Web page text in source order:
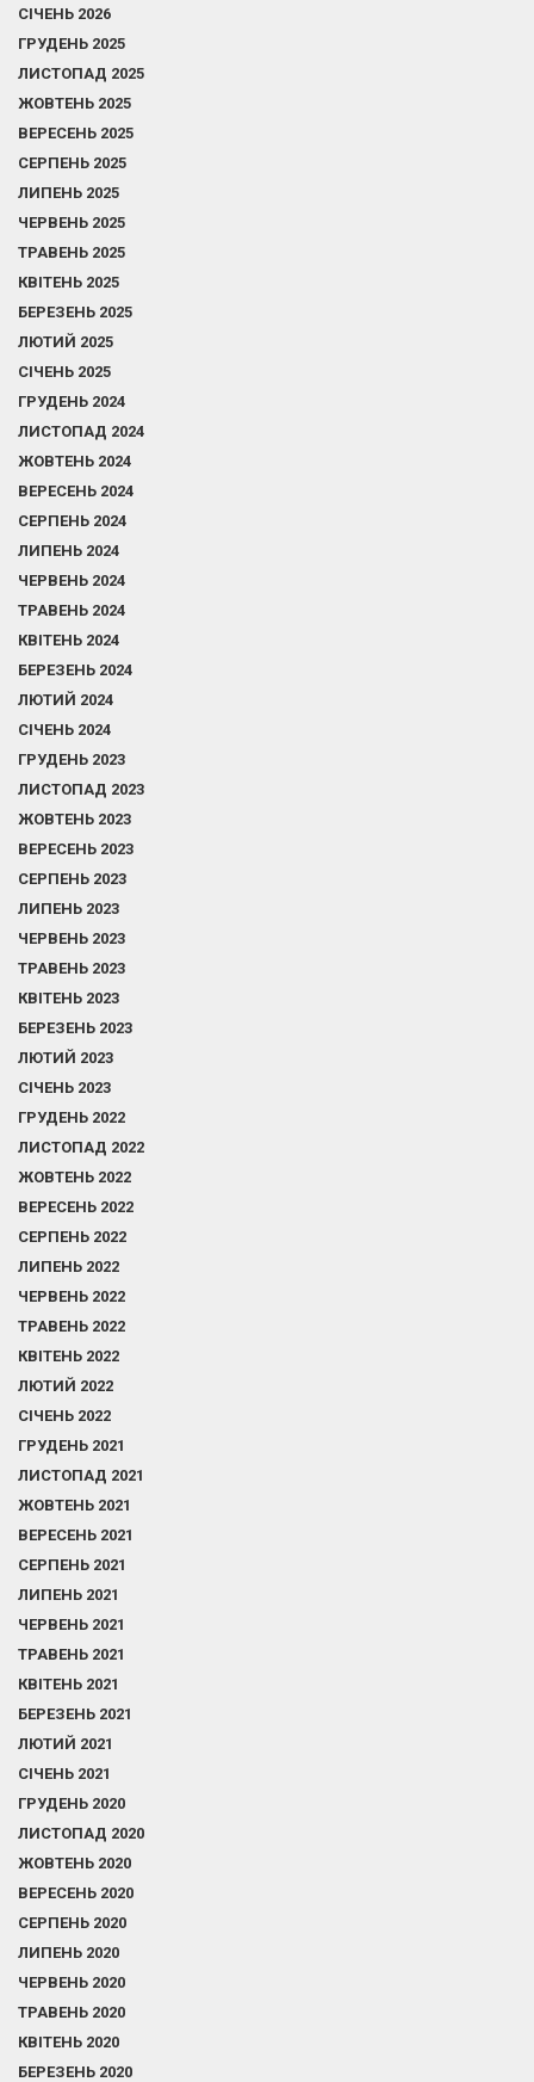
СІЧЕНЬ 2026
ГРУДЕНЬ 2025
ЛИСТОПАД 2025
ЖОВТЕНЬ 2025
ВЕРЕСЕНЬ 2025
СЕРПЕНЬ 2025
ЛИПЕНЬ 2025
ЧЕРВЕНЬ 2025
ТРАВЕНЬ 2025
КВІТЕНЬ 2025
БЕРЕЗЕНЬ 2025
ЛЮТИЙ 2025
СІЧЕНЬ 2025
ГРУДЕНЬ 2024
ЛИСТОПАД 2024
ЖОВТЕНЬ 2024
ВЕРЕСЕНЬ 2024
СЕРПЕНЬ 2024
ЛИПЕНЬ 2024
ЧЕРВЕНЬ 2024
ТРАВЕНЬ 2024
КВІТЕНЬ 2024
БЕРЕЗЕНЬ 2024
ЛЮТИЙ 2024
СІЧЕНЬ 2024
ГРУДЕНЬ 2023
ЛИСТОПАД 2023
ЖОВТЕНЬ 2023
ВЕРЕСЕНЬ 2023
СЕРПЕНЬ 2023
ЛИПЕНЬ 2023
ЧЕРВЕНЬ 2023
ТРАВЕНЬ 2023
КВІТЕНЬ 2023
БЕРЕЗЕНЬ 2023
ЛЮТИЙ 2023
СІЧЕНЬ 2023
ГРУДЕНЬ 2022
ЛИСТОПАД 2022
ЖОВТЕНЬ 2022
ВЕРЕСЕНЬ 2022
СЕРПЕНЬ 2022
ЛИПЕНЬ 2022
ЧЕРВЕНЬ 2022
ТРАВЕНЬ 2022
КВІТЕНЬ 2022
ЛЮТИЙ 2022
СІЧЕНЬ 2022
ГРУДЕНЬ 2021
ЛИСТОПАД 2021
ЖОВТЕНЬ 2021
ВЕРЕСЕНЬ 2021
СЕРПЕНЬ 2021
ЛИПЕНЬ 2021
ЧЕРВЕНЬ 2021
ТРАВЕНЬ 2021
КВІТЕНЬ 2021
БЕРЕЗЕНЬ 2021
ЛЮТИЙ 2021
СІЧЕНЬ 2021
ГРУДЕНЬ 2020
ЛИСТОПАД 2020
ЖОВТЕНЬ 2020
ВЕРЕСЕНЬ 2020
СЕРПЕНЬ 2020
ЛИПЕНЬ 2020
ЧЕРВЕНЬ 2020
ТРАВЕНЬ 2020
КВІТЕНЬ 2020
БЕРЕЗЕНЬ 2020